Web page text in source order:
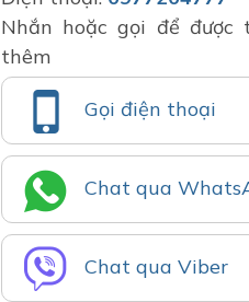
Nhắn hoặc gọi để được
thêm
Gọi điện thoại
Chat qua
Chat qua Viber